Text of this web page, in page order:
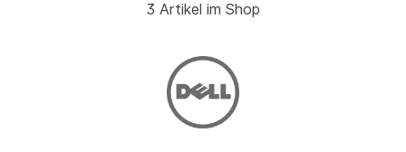
3 Artikel im Shop